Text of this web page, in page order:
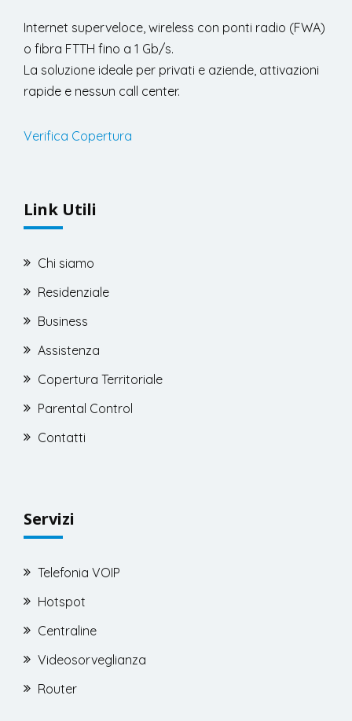
Internet superveloce, wireless con ponti radio (FWA)
o fibra FTTH fino a 1 Gb/s.
La soluzione ideale per privati e aziende, attivazioni
rapide e nessun call center.
Verifica Copertura
Link Utili
Chi siamo
Residenziale
Business
Assistenza
Copertura Territoriale
Parental Control
Contatti
Servizi
Telefonia VOIP
Hotspot
Centraline
Videosorveglianza
Router